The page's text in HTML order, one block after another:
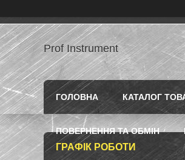
Prof Instrument
ГОЛОВНА КАТАЛОГ
ПОВЕРНЕННЯ ТА ОБМІН
ГРАФІК РОБОТИ